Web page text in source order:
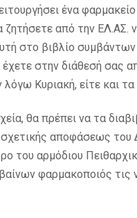
ένα φαρμακείο
από την ΕΛ.ΑΣ.
στο βιβλίο συμβάντων
στην διάθεσή σας
Κυριακή, είτε και τα
θα πρέπει να τα
αποφάσεως του
του αρμόδιου
φαρμακοποιός τις